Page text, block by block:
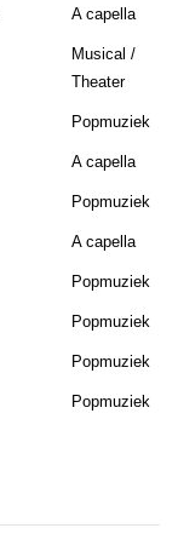
A capella
Musical /
Theater
Popmuziek
A capella
Popmuziek
A capella
Popmuziek
Popmuziek
Popmuziek
Popmuziek